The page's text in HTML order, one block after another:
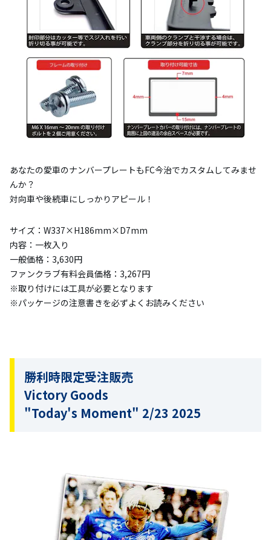
あなたの愛車のナンバープレートもFC今治でカスタムしてみませ
んか？
対向車や後続車にしっかりアピール！
サイズ：W337×H186mm×D7mm
内容：一枚入り
一般価格：3,630円
ファンクラブ有料会員価格：3,267円
※取り付けには工具が必要となります
※パッケージの注意書きを必ずよくお読みください
勝利時限定受注販売
Victory Goods
"Today's Moment" 2/23 2025